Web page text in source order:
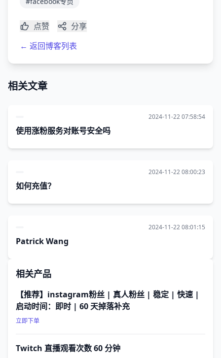
点赞
分享
← 返回博客列表
相关文章
2024-11-22 07:58:54
使用涨粉服务对账号安全吗
2024-11-22 08:00:23
如何充值？
2024-11-22 08:01:15
Patrick Wang
相关产品
【推荐】instagram粉丝 | 真人粉丝 | 稳定 | 快速 |
启动时间：即时 | 60 天掉落补充
立即下单
Twitch 直播观看次数 60 分钟